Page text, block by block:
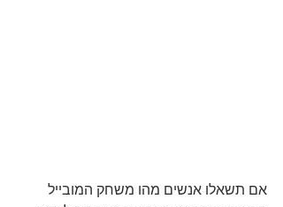
אם תשאלו אנשים מהו משחק המובייל